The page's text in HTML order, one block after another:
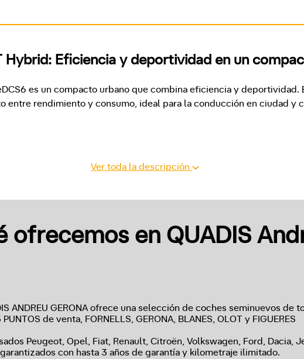
Hybrid: Eficiencia y deportividad en un
es un compacto urbano que combina eficiencia y deportividad.
entre rendimiento y consumo, ideal para la conducción en ciudad y
Ver toda la descripción
ofrecemos en QUADIS
ANDREU GERONA ofrece una selección de coches seminuevos de
de venta, FORNELLS, GERONA, BLANES, OLOT y FIGUERES
Peugeot, Opel, Fiat, Renault, Citroën, Volkswagen, Ford, Dacia,
con hasta 3 años de garantía y kilometraje ilimitado.